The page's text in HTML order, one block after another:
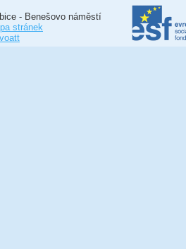
- Benešovo náměstí
stránek